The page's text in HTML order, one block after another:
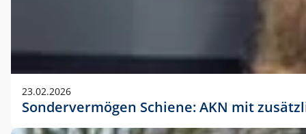
23.02.2026
Sondervermögen Schiene: AKN mit